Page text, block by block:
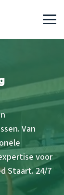
Van
voor
Staart. 24/7